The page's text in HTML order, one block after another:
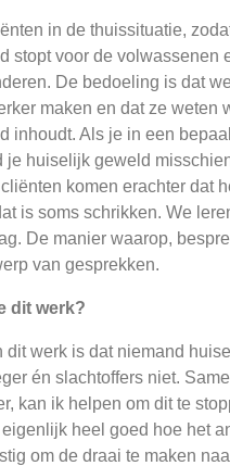
in de thuissituatie,
stopt voor de volwassenen
De bedoeling is dat
maken en dat ze weten
inhoudt. Als je in een
je huiselijk geweld
komen erachter dat
is soms schrikken. We
De manier waarop,
van gesprekken.
dit werk?
dit werk is dat niemand
én slachtoffers niet.
kan ik helpen om dit te
heel goed hoe het
om de draai te maken